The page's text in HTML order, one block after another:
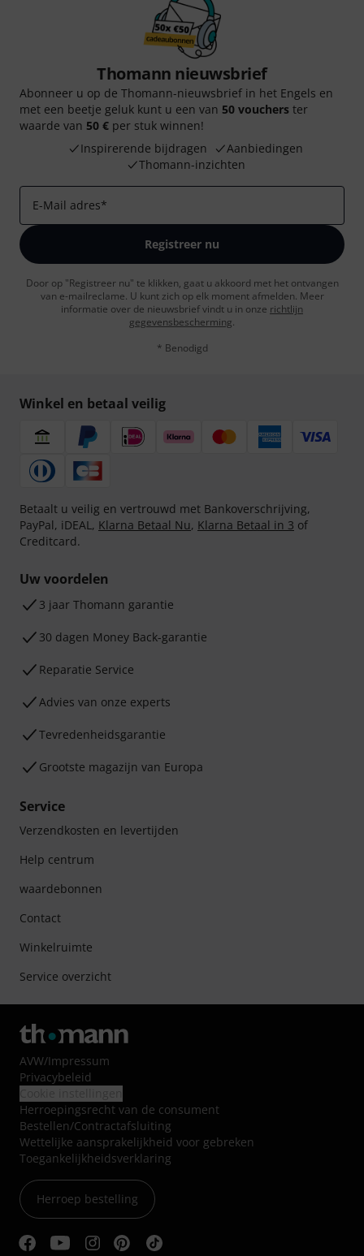
Thomann nieuwsbrief
Abonneer u op de Thomann-nieuwsbrief in het Engels en
met een beetje geluk kunt u een van 50 vouchers ter
waarde van 50 € per stuk winnen!
Inspirerende bijdragen
Aanbiedingen
Thomann-inzichten
E-Mail adres*
Registreer nu
Door op "Registreer nu" te klikken, gaat u akkoord met het ontvangen
van e-mailreclame. U kunt zich op elk moment afmelden. Meer
informatie over de nieuwsbrief vindt u in onze richtlijn
gegevensbescherming.
* Benodigd
Winkel en betaal veilig
Betaalt u veilig en vertrouwd met Bankoverschrijving,
PayPal, iDEAL, Klarna Betaal Nu, Klarna Betaal in 3 of
Creditcard.
Uw voordelen
3 jaar Thomann garantie
30 dagen Money Back-garantie
Reparatie Service
Advies van onze experts
Tevredenheidsgarantie
Grootste magazijn van Europa
Service
Verzendkosten en levertijden
Help centrum
waardebonnen
Contact
Winkelruimte
Service overzicht
AVW/Impressum
Privacybeleid
Herroepingsrecht van de consument
Bestellen/Contractafsluiting
Wettelijke aansprakelijkheid voor gebreken
Toegankelijkheidsverklaring
Herroep bestelling